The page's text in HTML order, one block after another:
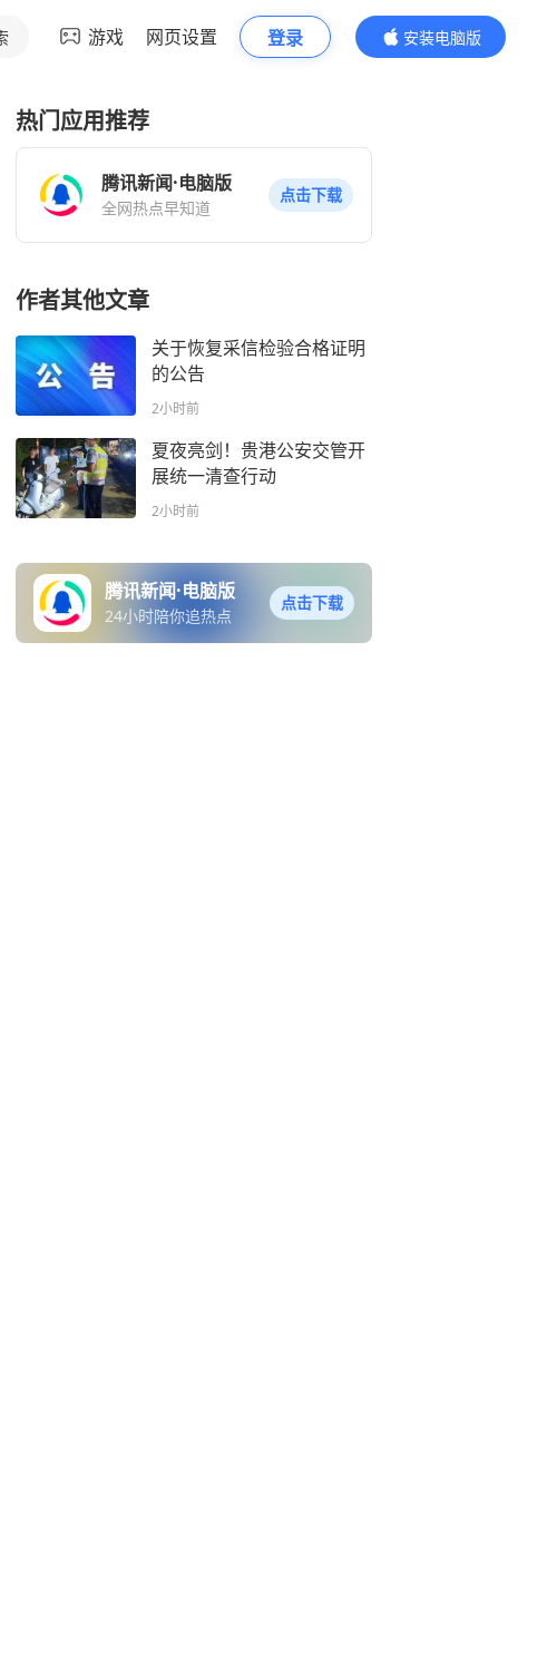
游戏 网页设置 登录
安装电脑版
内容更精彩
热门应用推荐
腾讯新闻·电脑版
全网热点早知道
点击下载
作者其他文章
关于恢复采信检验合格证明
的公告
2小时前
夏夜亮剑！贵港公安交管开
展统一清查行动
2小时前
腾讯新闻·电脑版
24小时陪你追热点
点击下载